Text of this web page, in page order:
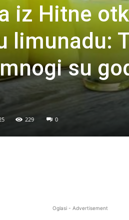
iz Hitne
limunadu:
mnogi su
229 0
Oglasi - Advertisement